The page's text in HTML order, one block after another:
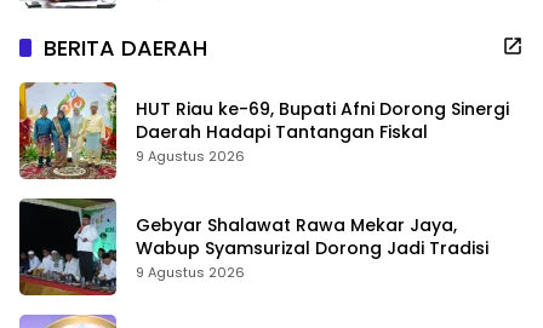
BERITA DAERAH
HUT Riau ke-69, Bupati Afni Dorong Sinergi
Daerah Hadapi Tantangan Fiskal
9 Agustus 2026
Gebyar Shalawat Rawa Mekar Jaya,
Wabup Syamsurizal Dorong Jadi Tradisi
9 Agustus 2026